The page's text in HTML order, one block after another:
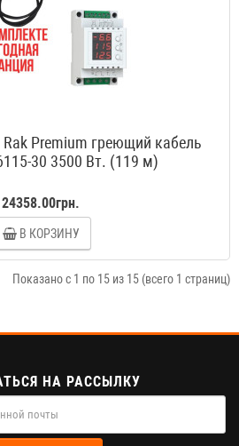
Premium греющий кабель
30 3500 Вт. (119 м)
24358.00грн.
В КОРЗИНУ
Показано с 1 по 15 из 15 (всего 1 страниц)
НА РАССЫЛКУ